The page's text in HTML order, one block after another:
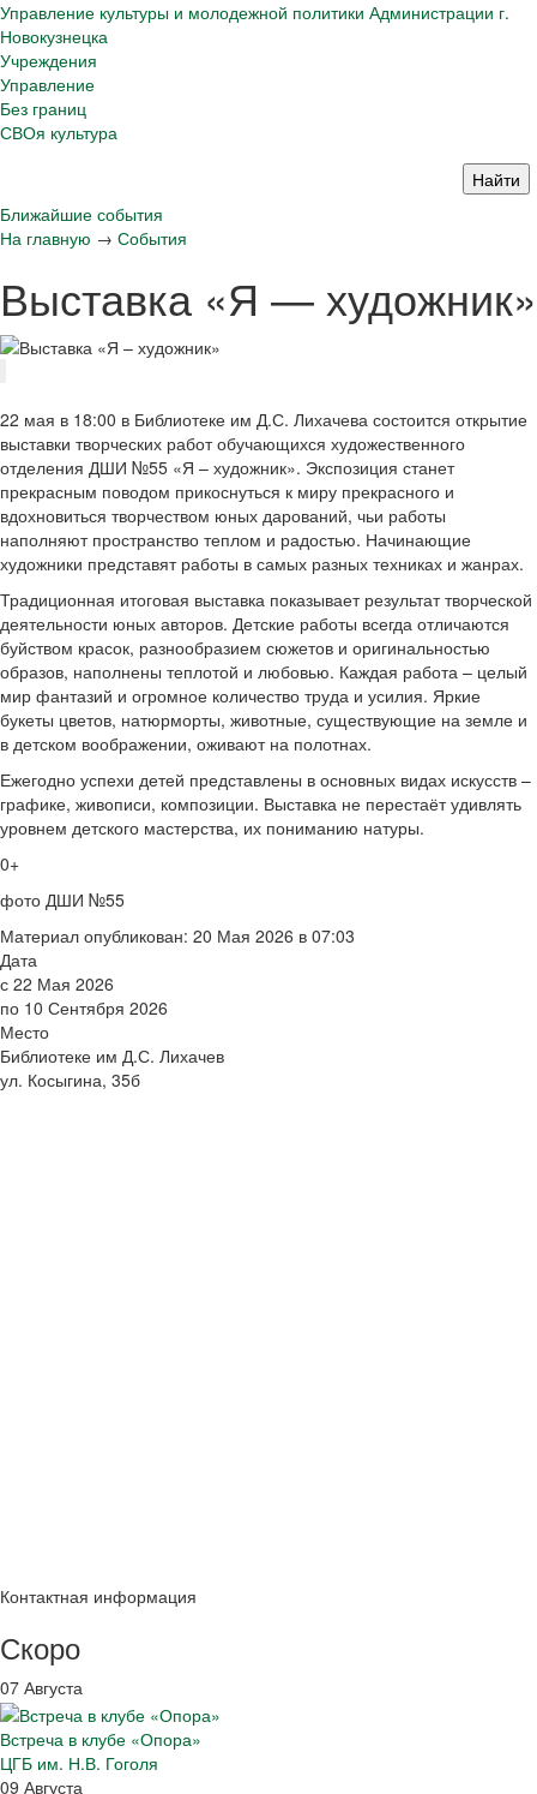
Управление культуры и молодежной политики Администрации г.
Новокузнецка
Учреждения
Управление
Без границ
СВОя культура
Ближайшие события
На главную → События
Выставка «Я — художник»
22 мая в 18:00 в Библиотеке им Д.С. Лихачева состоится открытие
выставки творческих работ обучающихся художественного
отделения ДШИ №55 «Я – художник». Экспозиция станет
прекрасным поводом прикоснуться к миру прекрасного и
вдохновиться творчеством юных дарований, чьи работы
наполняют пространство теплом и радостью. Начинающие
художники представят работы в самых разных техниках и жанрах.
Традиционная итоговая выставка показывает результат творческой
деятельности юных авторов. Детские работы всегда отличаются
буйством красок, разнообразием сюжетов и оригинальностью
образов, наполнены теплотой и любовью. Каждая работа – целый
мир фантазий и огромное количество труда и усилия. Яркие
букеты цветов, натюрморты, животные, существующие на земле и
в детском воображении, оживают на полотнах.
Ежегодно успехи детей представлены в основных видах искусств –
графике, живописи, композиции. Выставка не перестаёт удивлять
уровнем детского мастерства, их пониманию натуры.
0+
фото ДШИ №55
Материал опубликован: 20 Мая 2026 в 07:03
Дата
с 22 Мая 2026
по 10 Сентября 2026
Место
Библиотеке им Д.С. Лихачев
ул. Косыгина, 35б
Контактная информация
Скоро
07 Августа
Встреча в клубе «Опора»
ЦГБ им. Н.В. Гоголя
09 Августа